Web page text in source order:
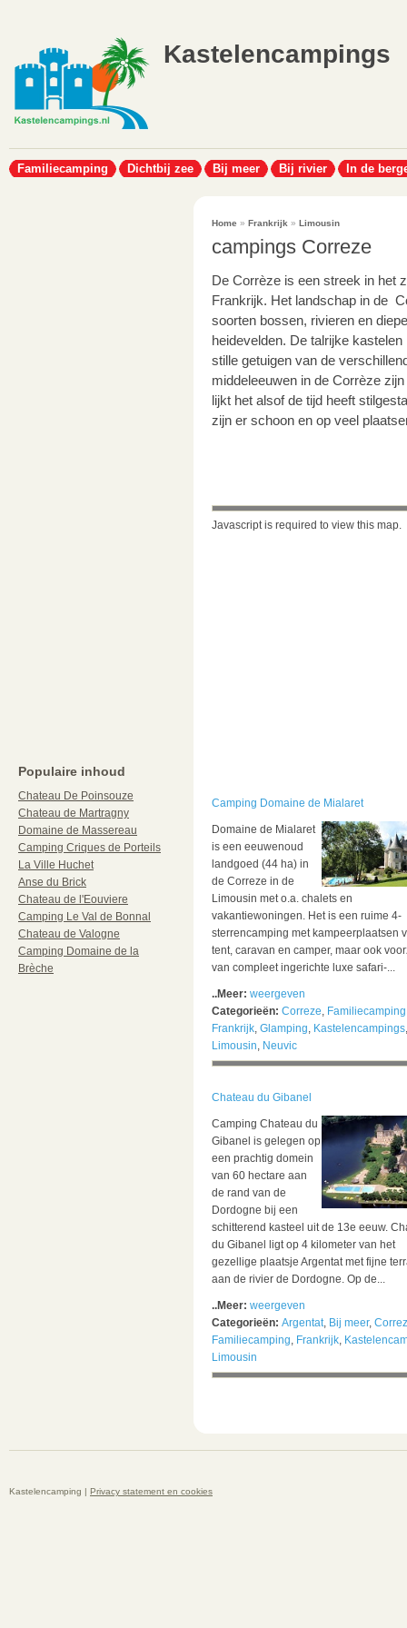
Kastelencampings
Familiecamping Dichtbij zee Bij meer Bij rivier In de
Populaire inhoud
Chateau De Poinsouze
Chateau de Martragny
Domaine de Massereau
Camping Criques de Porteils
La Ville Huchet
Anse du Brick
Chateau de l'Eouviere
Camping Le Val de Bonnal
Chateau de Valogne
Camping Domaine de la
Brèche
Home » Frankrijk » Limousin
campings Correze
De Corrèze is een streek in het
Frankrijk. Het landschap in de
soorten bossen, rivieren en
heidevelden. De talrijke
stille getuigen van de
middeleeuwen in de Corrèze
lijkt het alsof de tijd heeft
zijn er schoon en op veel
Javascript is required to view this map.
Camping Domaine de Mialaret
Domaine de Mialaret
is een eeuwenoud
landgoed (44 ha) in
de Correze in de
Limousin met o.a. chalets en
vakantiewoningen. Het is een ruime 4-
sterrencamping met kampeerplaatsen
tent, caravan en camper, maar ook
van compleet ingerichte luxe safari-...
..Meer: weergeven
Categorieën: Correze, Familiecamping
Frankrijk, Glamping, Kastelencampings,
Limousin, Neuvic
Chateau du Gibanel
Camping Chateau du
Gibanel is gelegen op
een prachtig domein
van 60 hectare aan
de rand van de
Dordogne bij een
schitterend kasteel uit de 13e eeuw.
du Gibanel ligt op 4 kilometer van het
gezellige plaatsje Argentat met fijne
aan de rivier de Dordogne. Op de...
..Meer: weergeven
Categorieën: Argentat, Bij meer,
Familiecamping, Frankrijk,
Limousin
Kastelencamping | Privacy statement en cookies